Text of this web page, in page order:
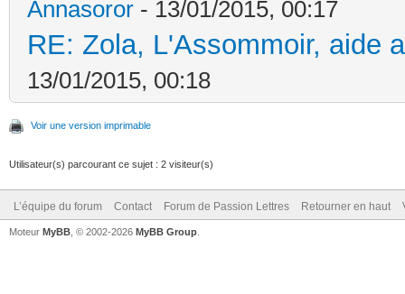
Annasoror - 13/01/2015, 00:17
RE: Zola, L'Assommoir, aide
13/01/2015, 00:18
Voir une version imprimable
Utilisateur(s) parcourant ce sujet : 2 visiteur(s)
L’équipe du forum Contact Forum de Passion Lettres Retourner en haut
Moteur MyBB , © 2002-2026 MyBB Group